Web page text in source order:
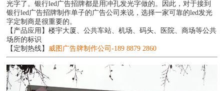
光字了。银行led广告招牌都是用冲孔发光字做的。因此，对于接到
银行led广告招牌制作单子的广告公司来说，选择一家可靠的led发光
字定制商是很重要的。
【产品应用】楼宇大厦、公共车站、机场、码头、医院、商场等公共
场所的标识
【定制热线】 威图广告牌制作公司-189 8879 2860